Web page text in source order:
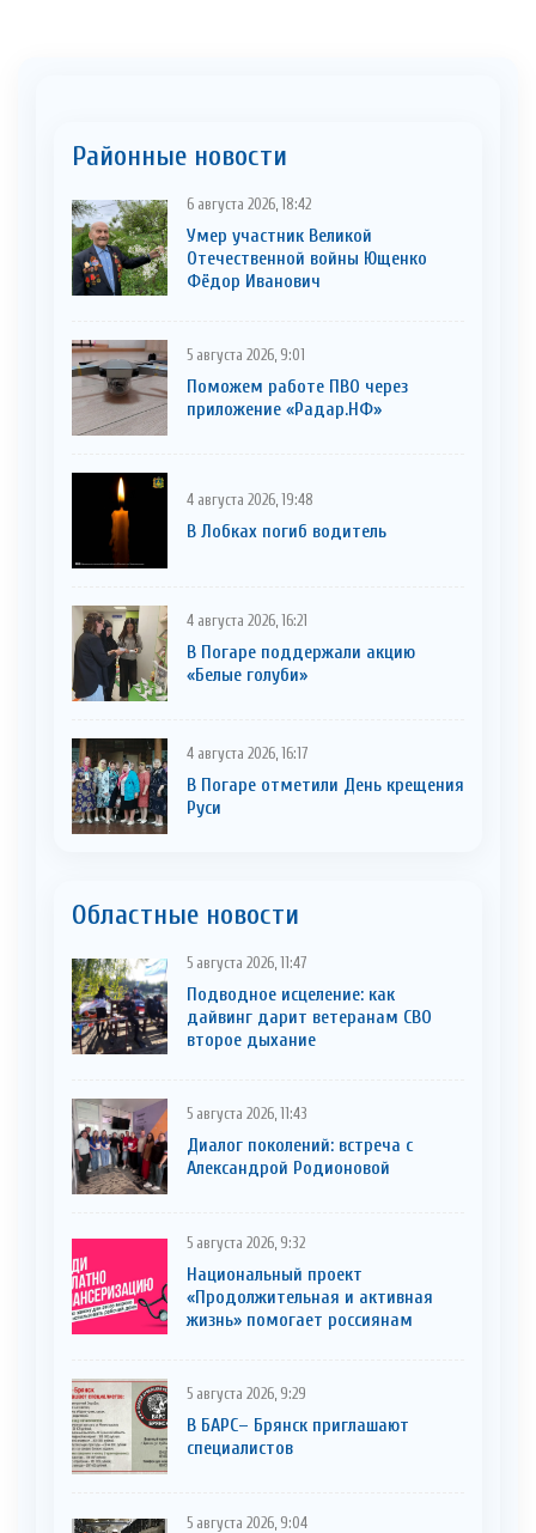
Районные новости
6 августа 2026, 18:42
Умер участник Великой
Отечественной войны Ющенко
Фёдор Иванович
5 августа 2026, 9:01
Поможем работе ПВО через
приложение «Радар.НФ»
4 августа 2026, 19:48
В Лобках погиб водитель
4 августа 2026, 16:21
В Погаре поддержали акцию
«Белые голуби»
4 августа 2026, 16:17
В Погаре отметили День крещения
Руси
Областные новости
5 августа 2026, 11:47
Подводное исцеление: как
дайвинг дарит ветеранам СВО
второе дыхание
5 августа 2026, 11:43
Диалог поколений: встреча с
Александрой Родионовой
5 августа 2026, 9:32
Национальный проект
«Продолжительная и активная
жизнь» помогает россиянам
5 августа 2026, 9:29
В БАРС– Брянcк приглaшают
cпециaлистoв
5 августа 2026, 9:04